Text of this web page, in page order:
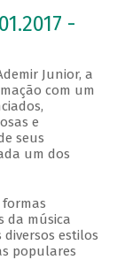
-
Junior, a
com um
e
seus
um dos
da música
diversos estilos
populares